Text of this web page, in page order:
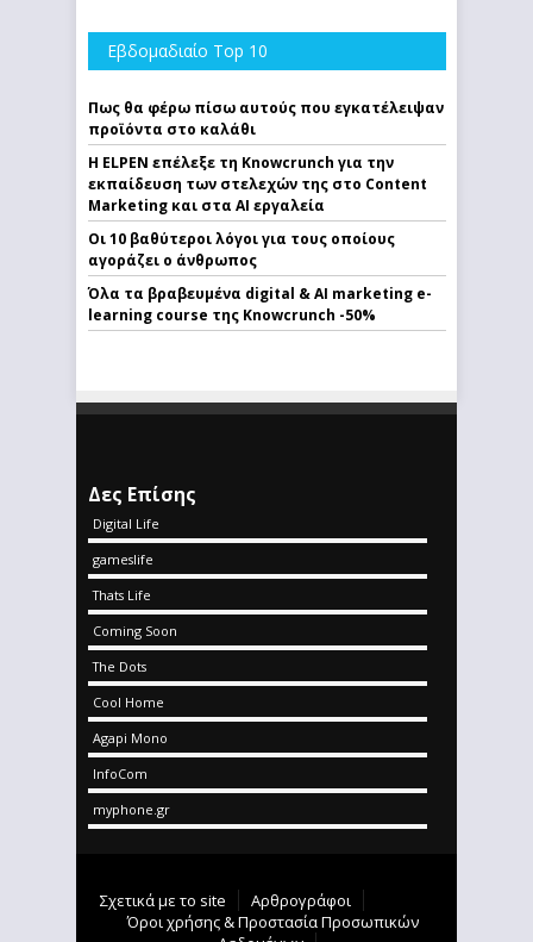
Εβδομαδιαίο Top 10
Πως θα φέρω πίσω αυτούς που εγκατέλειψαν
προϊόντα στο καλάθι
Η ELPEN επέλεξε τη Knowcrunch για την
εκπαίδευση των στελεχών της στο Content
Marketing και στα AI εργαλεία
Οι 10 βαθύτεροι λόγοι για τους οποίους
αγοράζει ο άνθρωπος
Όλα τα βραβευμένα digital & AI marketing e-
learning course της Knowcrunch -50%
Δες Επίσης
Digital Life
gameslife
Thats Life
Coming Soon
The Dots
Cool Home
Agapi Mono
InfoCom
myphone.gr
Σχετικά με το site
Αρθρογράφοι
Όροι χρήσης & Προστασία Προσωπικών